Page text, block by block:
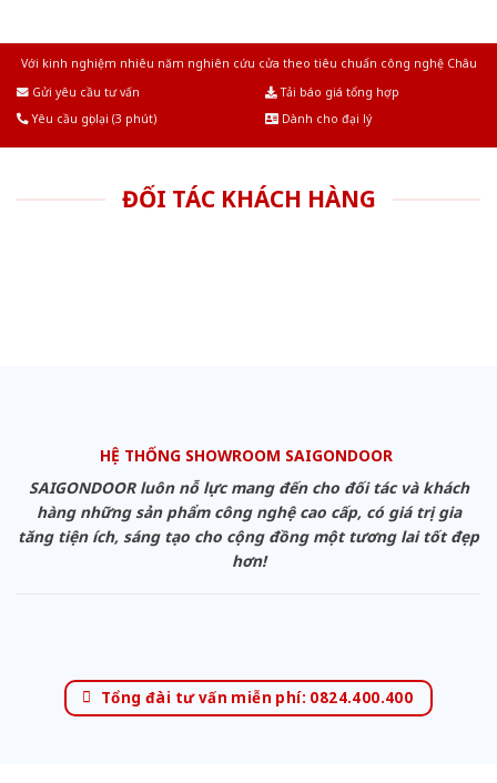
Với kinh nghiệm nhiêu năm nghiên cứu cửa theo tiêu chuẩn công nghệ Châu
Gửi yêu cầu tư vấn
Tải báo giá tổng hợp
Yêu cầu gọi lại (3 phút)
Dành cho đại lý
ĐỐI TÁC KHÁCH HÀNG
HỆ THỐNG SHOWROOM SAIGONDOOR
SAIGONDOOR luôn nỗ lực mang đến cho đối tác và khách
hàng những sản phẩm công nghệ cao cấp, có giá trị gia
tăng tiện ích, sáng tạo cho cộng đồng một tương lai tốt đẹp
hơn!
Tổng đài tư vấn miễn phí: 0824.400.400